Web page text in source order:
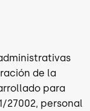
de la
para
27002, personal